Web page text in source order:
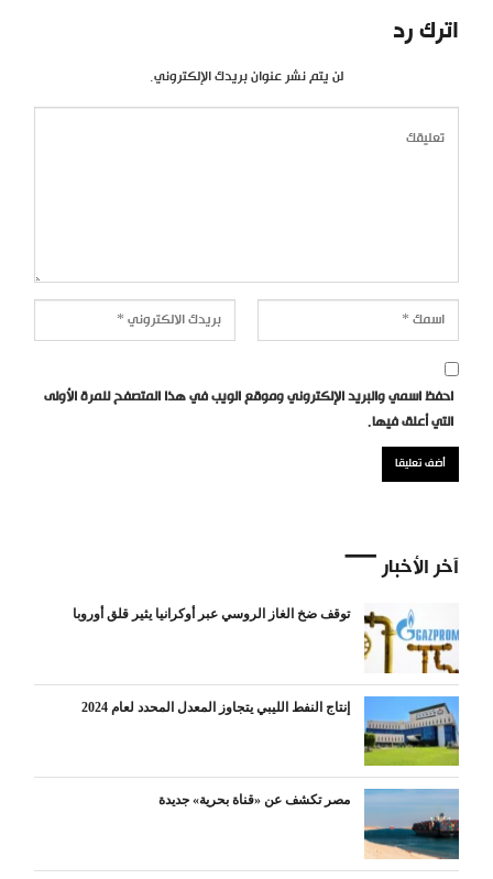
اترك رد
لن يتم نشر عنوان بريدك الإلكتروني.
احفظ اسمي والبريد الإلكتروني وموقع الويب في هذا المتصفح للمرة الأولى
التي أعلق فيها.
آخر الأخبار
توقف ضخ الغاز الروسي عبر أوكرانيا يثير قلق أوروبا
إنتاج النفط الليبي يتجاوز المعدل المحدد لعام 2024
مصر تكشف عن «قناة بحرية» جديدة